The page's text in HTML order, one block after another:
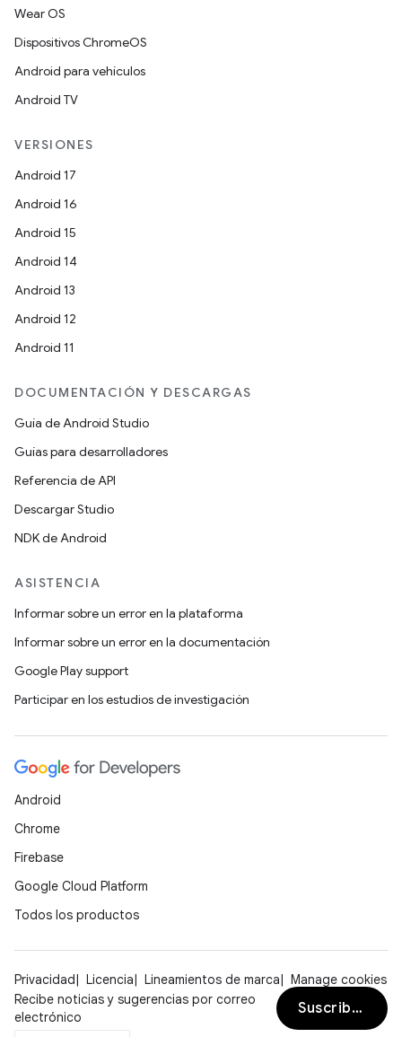
Wear OS
Dispositivos ChromeOS
Android para vehículos
Android TV
VERSIONES
Android 17
Android 16
Android 15
Android 14
Android 13
Android 12
Android 11
DOCUMENTACIÓN Y DESCARGAS
Guía de Android Studio
Guías para desarrolladores
Referencia de API
Descargar Studio
NDK de Android
ASISTENCIA
Informar sobre un error en la plataforma
Informar sobre un error en la documentación
Google Play support
Participar en los estudios de investigación
Android
Chrome
Firebase
Google Cloud Platform
Todos los productos
Privacidad Licencia Lineamientos de marca
Manage cookies
Recibe noticias y sugerencias por correo
electrónico
Suscribirse